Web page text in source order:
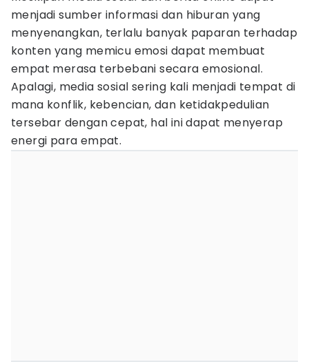
menjadi sumber informasi dan hiburan yang
menyenangkan, terlalu banyak paparan terhadap
konten yang memicu emosi dapat membuat
empat merasa terbebani secara emosional.
Apalagi, media sosial sering kali menjadi tempat di
mana konflik, kebencian, dan ketidakpedulian
tersebar dengan cepat, hal ini dapat menyerap
energi para empat.